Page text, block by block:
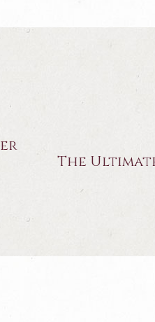
The